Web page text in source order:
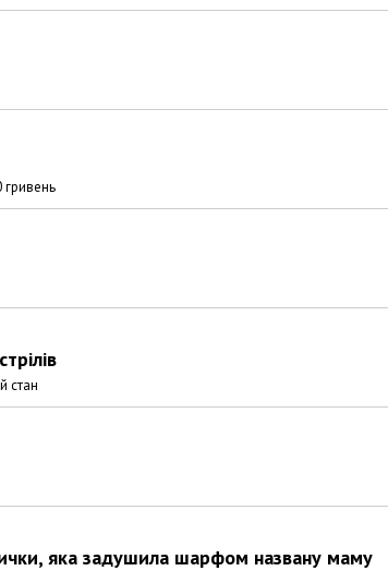
гривень
стан
яка задушила шарфом названу маму